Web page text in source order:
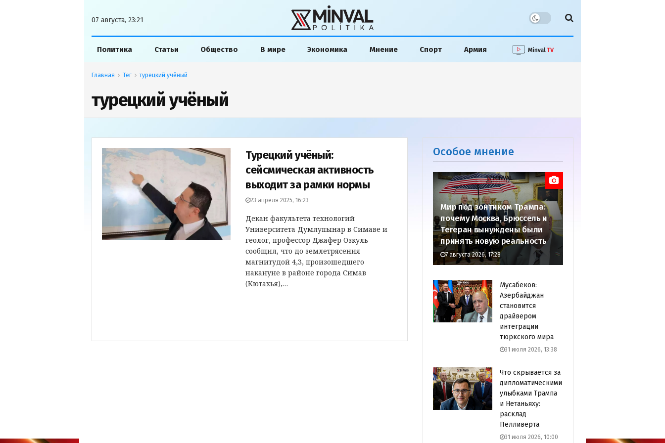
07 августа, 23:21
Политика Статьи Общество В мире Экономика Мнение Спорт Армия
Главная Тег турецкий учёный
турецкий учёный
Турецкий учёный:
сейсмическая активность
выходит за рамки нормы
23 апреля 2025, 16:23
Декан факультета технологий
Университета Думлупынар в Симаве и
геолог, профессор Джафер Озкуль
сообщил, что до землетрясения
магнитудой 4,3, произошедшего
накануне в районе города Симав
(Кютахья),…
Особое мнение
Мир под зонтиком Трампа:
почему Москва, Брюссель и
Тегеран вынуждены были
принять новую реальность
7 августа 2026, 17:28
Мусабеков:
Азербайджан
становится
драйвером
интеграции
тюркского мира
31 июля 2026, 13:38
Что скрывается за
дипломатическими
улыбками Трампа
и Нетаньяху:
расклад
Пелливерта
31 июля 2026, 10:00